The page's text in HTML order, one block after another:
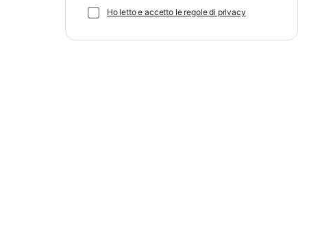
Ho letto e accetto le regole di privacy